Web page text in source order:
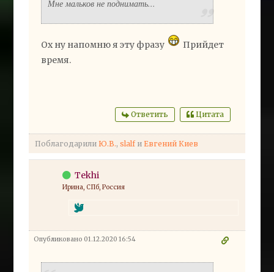
Мне мальков не поднимать...
Ох ну напомню я эту фразу
Прийдет
время.
Ответить Цитата
ПоблагодарилиЮ.В.,slalfиЕвгений Киев
Tekhi
Ирина, СПб, Россия
Опубликовано 01.12.2020 16:54